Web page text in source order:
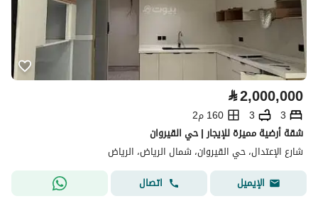
⃁2,000,000
3
3
160 م2
شقة أرضية مميزة للإيجار | حي القيروان
شارع الإعتدال، حي القيروان، شمال الرياض، الرياض
الإيميل
اتصال